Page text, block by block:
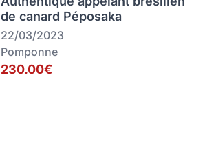
de canard Péposaka
22/03/2023
Pomponne
230.00€